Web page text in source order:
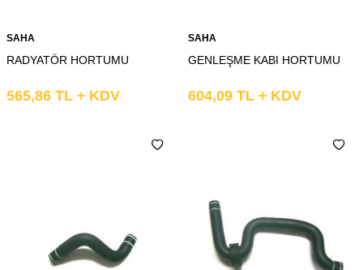
SAHA
RADYATÖR HORTUMU
565,86 TL KDV
SAHA
GENLEŞME KABI HORTUMU
604,09 TL KDV